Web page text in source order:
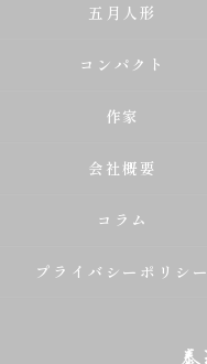
五月人形
コンパクト
作家
会社概要
コラム
プライバシーポリシー